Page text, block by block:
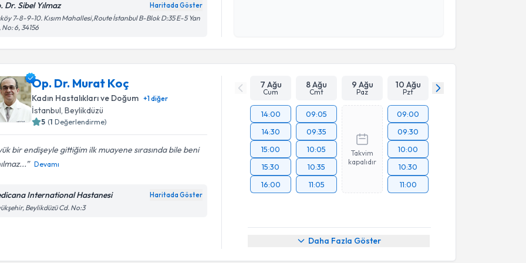
Dr. Sibel Yılmaz Haritada Göster
7-8-9-10. Kısım Mahallesi,Route İstanbul B-Blok D:35 E-5 Yan
No: 6, 34156
Op. Dr. Murat Koç
Kadın Hastalıkları ve Doğum +1diğer
İstanbul , Beylikdüzü
5 (1 Değerlendirme)
bir endişeyle gittiğim ilk muayene sırasında bile beni
Devamı
International Hastanesi Haritada Göster
Beylikdüzü Cd. No:3
7 Ağu
Cum
8 Ağu
Cmt
9 Ağu
Paz
10 Ağu
Pzt
14:00
14:30
15:00
15:30
16:00
09:05
09:35
10:05
10:35
11:05
Takvim
kapalıdır
09:00
09:30
10:00
10:30
11:00
Daha Fazla Göster